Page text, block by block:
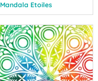
Mandala Etoiles